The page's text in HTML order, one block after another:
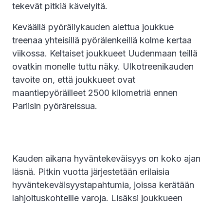
tekevät pitkiä kävelyitä.
Keväällä pyöräilykauden alettua joukkue
treenaa yhteisillä pyörälenkeillä kolme kertaa
viikossa. Keltaiset joukkueet Uudenmaan teillä
ovatkin monelle tuttu näky. Ulkotreenikauden
tavoite on, että joukkueet ovat
maantiepyöräilleet 2500 kilometriä ennen
Pariisin pyöräreissua.
Kauden aikana hyväntekeväisyys on koko ajan
läsnä. Pitkin vuotta järjestetään erilaisia
hyväntekeväisyystapahtumia, joissa kerätään
lahjoituskohteille varoja. Lisäksi joukkueen